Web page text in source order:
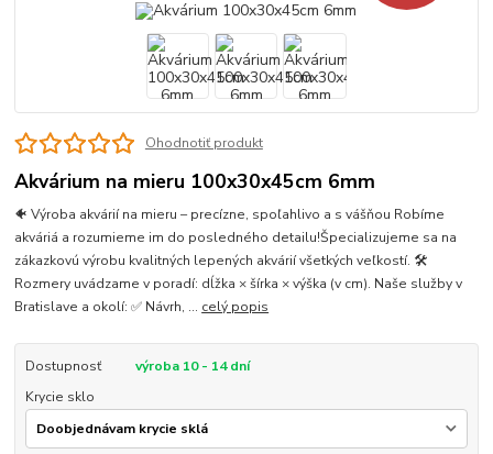
Ohodnotiť produkt
Akvárium na mieru 100x30x45cm 6mm
🐠 Výroba akvárií na mieru – precízne, spoľahlivo a s vášňou Robíme
akváriá a rozumieme im do posledného detailu!Špecializujeme sa na
zákazkovú výrobu kvalitných lepených akvárií všetkých veľkostí. 🛠
Rozmery uvádzame v poradí: dĺžka × šírka × výška (v cm). Naše služby v
Bratislave a okolí: ✅ Návrh, ... celý popis
Dostupnosť
výroba 10 - 14 dní
Krycie sklo